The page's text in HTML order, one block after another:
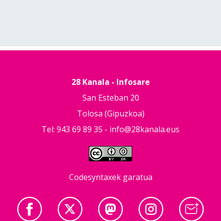
28 Kanala - Infosare
San Esteban 20
Tolosa (Gipuzkoa)
Tel: 943 69 89 35 - info@28kanala.eus
Codesyntaxek garatua